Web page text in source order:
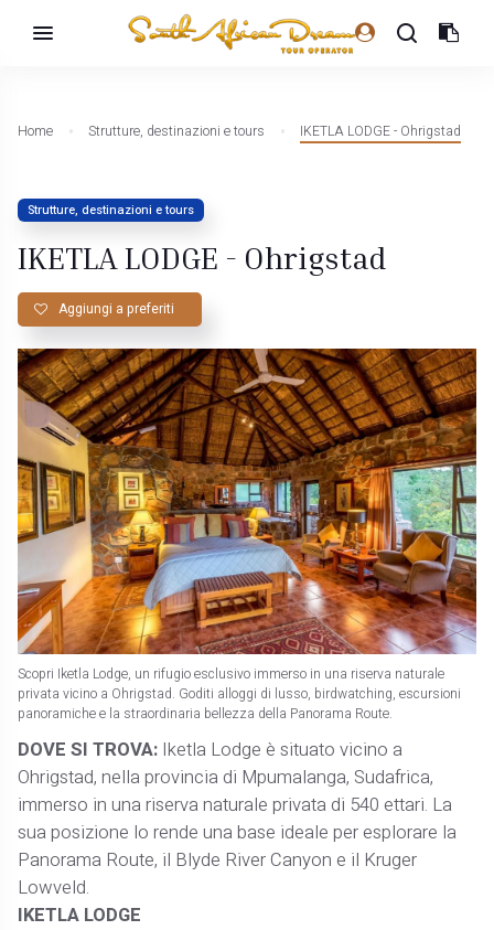
Home Strutture, destinazioni e tours IKETLA LODGE - Ohrigstad
Strutture, destinazioni e tours
IKETLA LODGE - Ohrigstad
Aggiungi a preferiti
Scopri Iketla Lodge, un rifugio esclusivo immerso in una riserva naturale
privata vicino a Ohrigstad. Goditi alloggi di lusso, birdwatching, escursioni
panoramiche e la straordinaria bellezza della Panorama Route.
DOVE SI TROVA: Iketla Lodge è situato vicino a
Ohrigstad, nella provincia di Mpumalanga, Sudafrica,
immerso in una riserva naturale privata di 540 ettari. La
sua posizione lo rende una base ideale per esplorare la
Panorama Route, il Blyde River Canyon e il Kruger
Lowveld.
IKETLA LODGE